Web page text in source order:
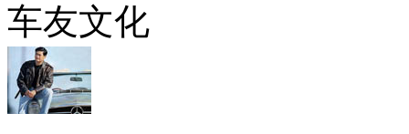
车友文化